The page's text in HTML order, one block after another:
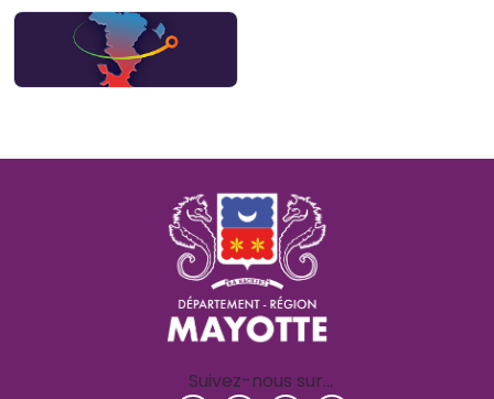
Suivez-nous sur…